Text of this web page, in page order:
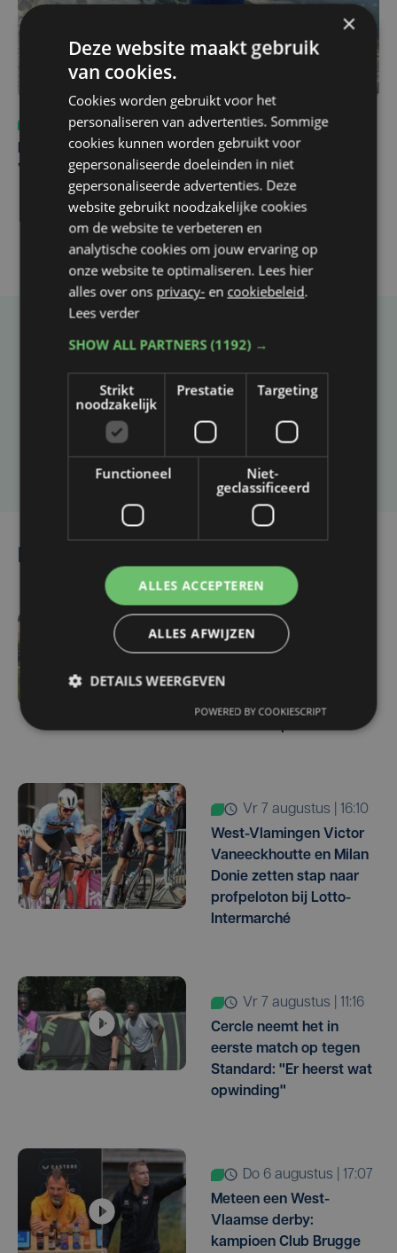
Sport
do 6 augustus | 10:49
Margot Vanpachtenbeke beklimt zeven keer de Mont
Ventoux
Taalfout opgemerkt?
Heb je een taal- of schrijffout opgemerkt in dit
artikel?
Laat het ons weten
vr 7 augustus | 16:12
tegen Racing Genk:
"Waarom zou ik onze
vr 7 augustus | 16:10
West-Vlamingen Victor
Vaneeckhoutte en Milan
Donie zetten stap naar
profpeloton bij Lotto-
Intermarché
vr 7 augustus | 11:16
Cercle neemt het in
eerste match op tegen
Standard: "Er heerst wat
opwinding"
do 6 augustus | 17:07
Meteen een West-
Vlaamse derby:
kampioen Club Brugge
×
Deze website maakt gebruik
van cookies.
Cookies worden gebruikt voor het
personaliseren van advertenties. Sommige
cookies kunnen worden gebruikt voor
gepersonaliseerde doeleinden in niet
gepersonaliseerde advertenties. Deze
website gebruikt noodzakelijke cookies
om de website te verbeteren en
analytische cookies om jouw ervaring op
onze website te optimaliseren. Lees hier
alles over ons privacy- en cookiebeleid.
Lees verder
SHOW ALL PARTNERS(1192) →
Strikt
noodzakelijk
Prestatie Targeting
Functioneel
Niet-
geclassificeerd
ALLES ACCEPTEREN
ALLES AFWIJZEN
DETAILS WEERGEVEN
POWERED BY COOKIESCRIPT